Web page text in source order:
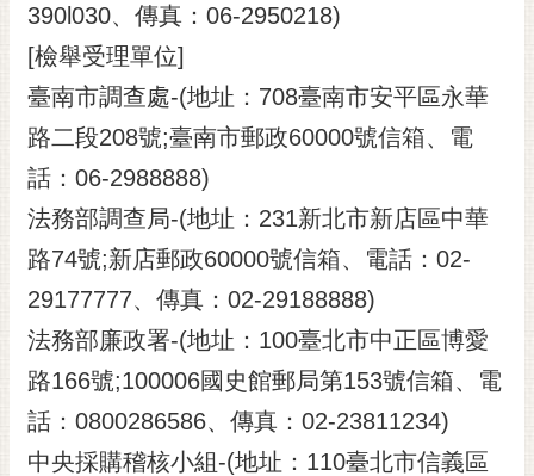
390l030、傳真：06-2950218)
[檢舉受理單位]
臺南市調查處-(地址：708臺南市安平區永華
路二段208號;臺南市郵政60000號信箱、電
話：06-2988888)
法務部調查局-(地址：231新北市新店區中華
路74號;新店郵政60000號信箱、電話：02-
29177777、傳真：02-29188888)
法務部廉政署-(地址：100臺北市中正區博愛
路166號;100006國史館郵局第153號信箱、電
話：0800286586、傳真：02-23811234)
中央採購稽核小組-(地址：110臺北市信義區